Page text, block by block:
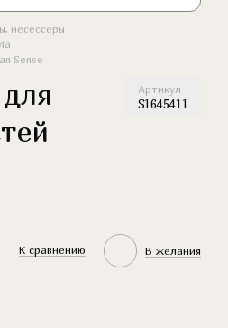
несессеры
Sense
Артикул
S1645411
К сравнению В желания